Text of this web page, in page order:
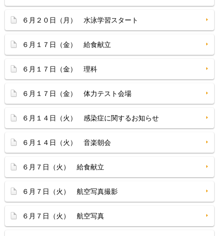
６月２０日（月） 水泳学習スタート
６月１７日（金） 給食献立
６月１７日（金） 理科
６月１７日（金） 体力テスト会場
６月１４日（火） 感染症に関するお知らせ
６月１４日（火） 音楽朝会
６月７日（火） 給食献立
６月７日（火） 航空写真撮影
６月７日（火） 航空写真